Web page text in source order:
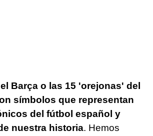
Barça o las 15 'orejonas' del
símbolos que representan
del fútbol español y
nuestra historia. Hemos